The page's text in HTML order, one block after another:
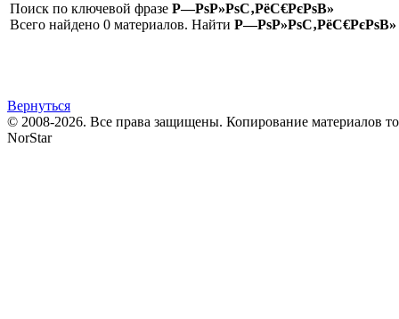
Поиск по ключевой фразе Р—РѕР»РѕС‚РёС€РєРѕВ»
Всего найдено 0 материалов. Найти Р—РѕР»РѕС‚РёС€РєРѕВ»
Вернуться
© 2008-2026. Все права защищены. Копирование материалов
NorStar